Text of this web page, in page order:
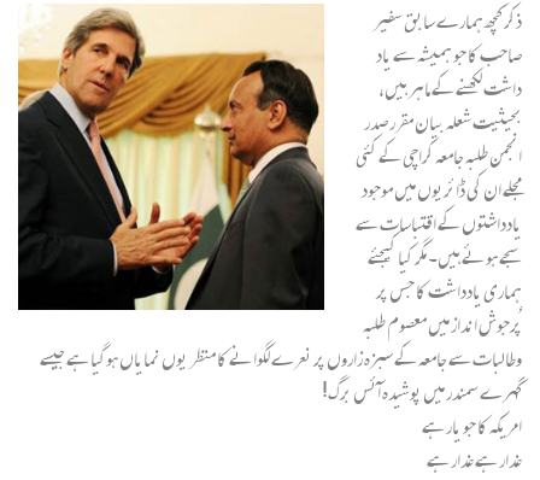
ذکر کچھ ہمارے سابق سفیر
صاحب کا جو ہمیشہ سے یاد
داشت لکھنے کے ماہر ہیں،
بحیثیت شعلہ بیان مقرر صدر
انجمن طلبہ جامعہ کراچی کے کئی
مجلے ان کی ڈائریوں میں موجود
یادداشتوں کے اقتباسات سے
سجے ہوئے ہیں۔ مگر کیا کیجئے
ہماری یادداشت کا جس پر
پُرجوش انداز میں معصوم طلبہ
وطالبات سے جامعہ کے سبزہ زاروں پر نعرے لگوانے کا منظر یوں نمایاں ہوگیا ہے جیسے
گہرے سمندر میں پوشیدہ آئس برگ!
امریکہ کا جو یار ہے
غدار ہے غدار ہے